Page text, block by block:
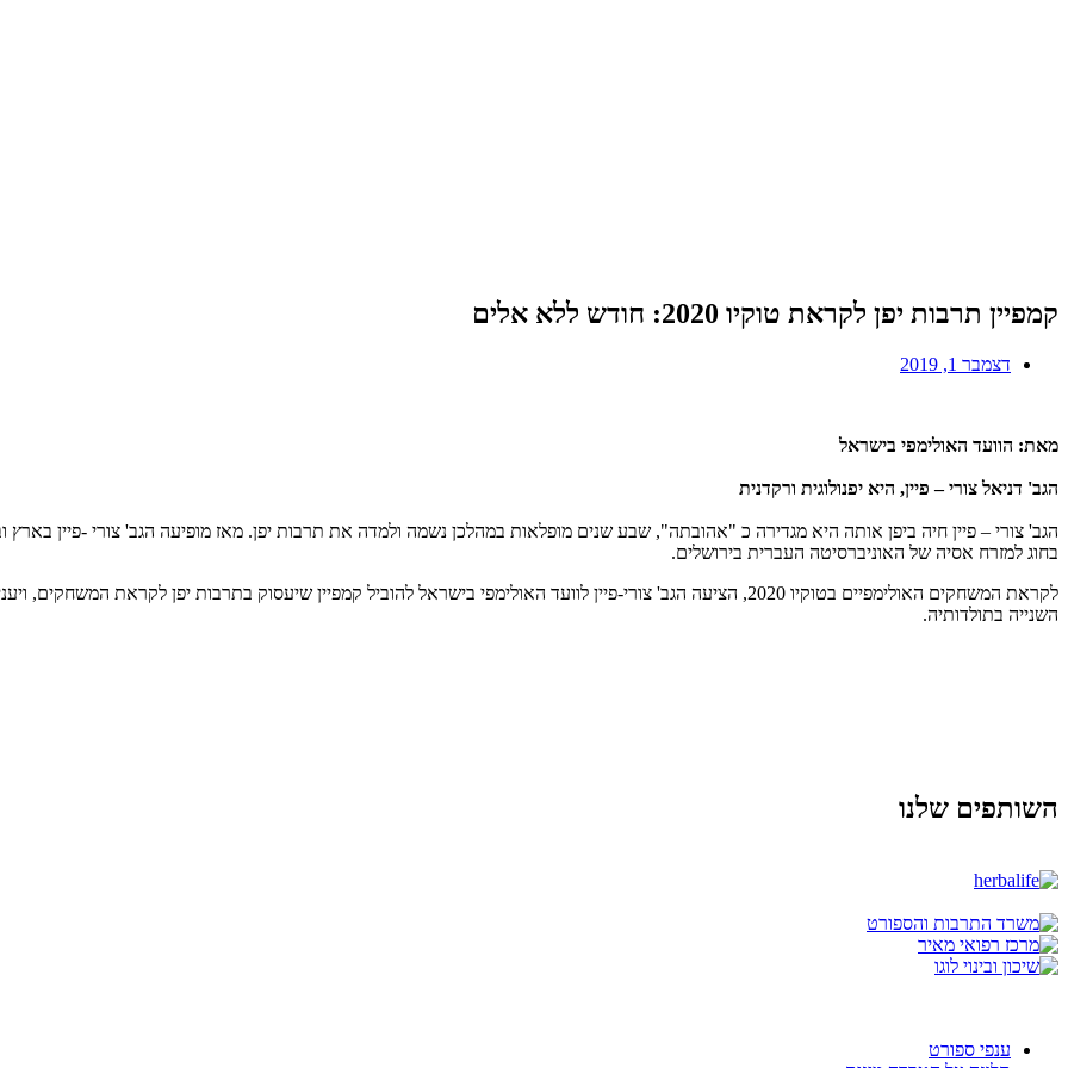
קמפיין תרבות יפן לקראת טוקיו 2020: חודש ללא אלים
דצמבר 1, 2019
מאת: הוועד האולימפי בישראל
הגב' דניאל צורי – פיין, היא יפנולוגית ורקדנית
הגב' צורי – פיין חיה ביפן אותה היא מגדירה כ "אהובתה", שבע שנים מופלאות במהלכן נשמה ולמדה את תרבות יפן. מאז מופיעה הגב' צורי -פיין
בחוג למזרח אסיה של האוניברסיטה העברית בירושלים.
לקראת המשחקים האולימפיים בטוקיו 2020, הציעה הגב' צורי-פיין לוועד האולימפי בישראל להוביל קמפיין שיעסוק בתרבות
השנייה בתולדותיה.
השותפים שלנו
ענפי ספורט